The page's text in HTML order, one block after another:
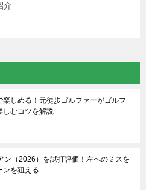
介
楽しめる！元徒歩ゴルファーがゴルフ
しむコツを解説
ン（2026）を試打評価！左へのミスを
ンを狙える